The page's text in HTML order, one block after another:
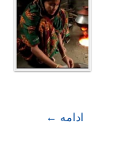
ادامه ←